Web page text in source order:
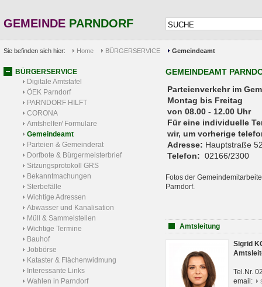
GEMEINDE PARNDORF
Sie befinden sich hier: Home BÜRGERSERVICE Gemeindeamt
BÜRGERSERVICE
Digitale Amtstafel
ÖEK Parndorf
PARNDORF HILFT
CORONA
Amtshelfer/ Formulare
Gemeindeamt
Parteien & Gemeinderat
Dorfbote & Bürgermeisterbrief
Sitzungsprotokoll GRS
Bekanntmachungen
Sterbefälle
Wichtige Adressen
Abwasser und Kanalisation
Müll & Sammelstellen
Wichtige Termine
Bauhof
Jobbörse
Kataster & Flächenwidmung
Interessante Links
Wahlen in Parndorf
GEMEINDEAMT
Parteienverkehr
Montag bis Freitag
von 08.00 - 12.00 Uhr
Für eine individuelle
wir, um vorherige
Adresse: Hauptstraße
Telefon: 02166/2300
Fotos der
Parndorf.
Amtsleitung
Sigrid
Tel.Nr.
email: